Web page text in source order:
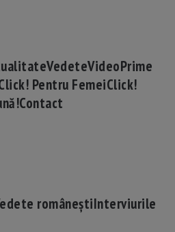
VedeteVideoPrime
Pentru FemeiClick!
Contact
româneștiInterviurile